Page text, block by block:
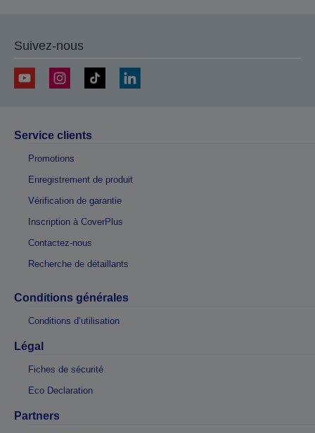
Suivez-nous
Service clients
Promotions
Enregistrement de produit
Vérification de garantie
Inscription à CoverPlus
Contactez-nous
Recherche de détaillants
Conditions générales
Conditions d’utilisation
Légal
Fiches de sécurité
Eco Declaration
Partners